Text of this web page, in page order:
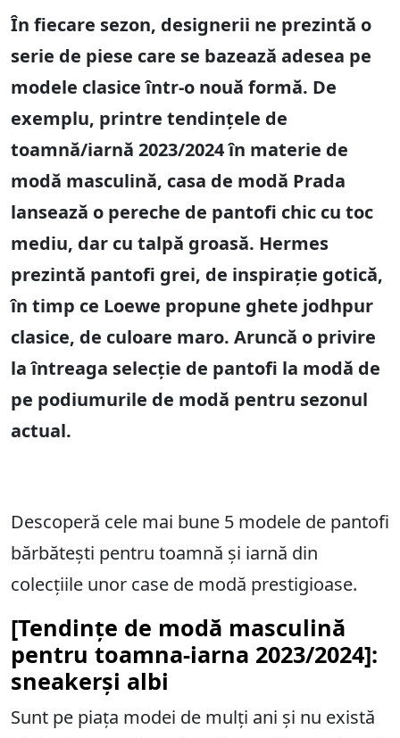
În fiecare sezon, designerii ne prezintă o
serie de piese care se bazează adesea pe
modele clasice într-o nouă formă. De
exemplu, printre tendințele de
toamnă/iarnă 2023/2024 în materie de
modă masculină, casa de modă Prada
lansează o pereche de pantofi chic cu toc
mediu, dar cu talpă groasă. Hermes
prezintă pantofi grei, de inspirație gotică,
în timp ce Loewe propune ghete jodhpur
clasice, de culoare maro. Aruncă o privire
la întreaga selecție de pantofi la modă de
pe podiumurile de modă pentru sezonul
actual.
Descoperă cele mai bune 5 modele de pantofi
bărbătești pentru toamnă și iarnă din
colecțiile unor case de modă prestigioase.
[Tendințe de modă masculină
pentru toamna-iarna 2023/2024]:
sneakerși albi
Sunt pe piața modei de mulți ani și nu există